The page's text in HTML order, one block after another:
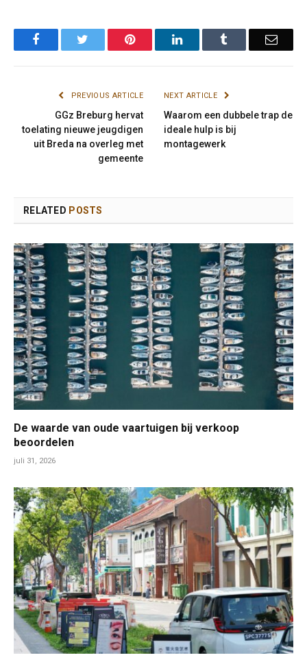
Facebook Pinterest LinkedIn Email
PREVIOUS ARTICLE
GGz Breburg hervat
toelating nieuwe jeugdigen
uit Breda na overleg met
gemeente
NEXT ARTICLE
Waarom een dubbele trap de
ideale hulp is bij
montagewerk
RELATED POSTS
De waarde van oude vaartuigen bij verkoop
beoordelen
juli 31, 2026